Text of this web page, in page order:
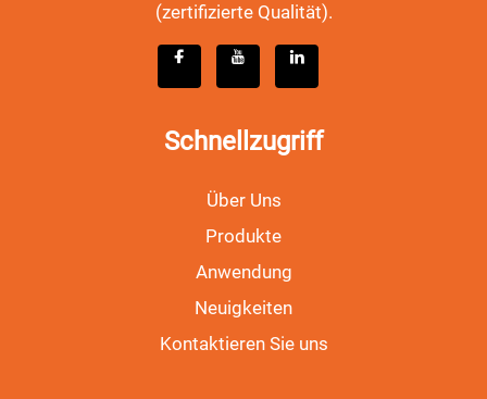
(zertifizierte Qualität).
Schnellzugriff
Über Uns
Produkte
Anwendung
Neuigkeiten
Kontaktieren Sie uns